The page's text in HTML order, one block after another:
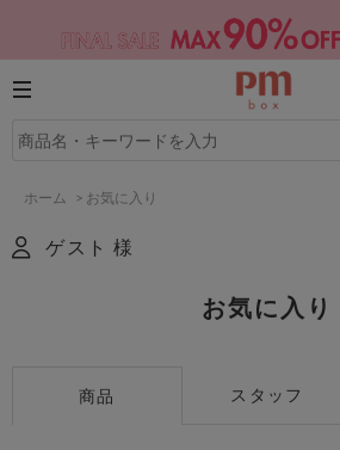
ホーム > お気に入り
ゲスト 様
お気に入り
商品 スタッフ